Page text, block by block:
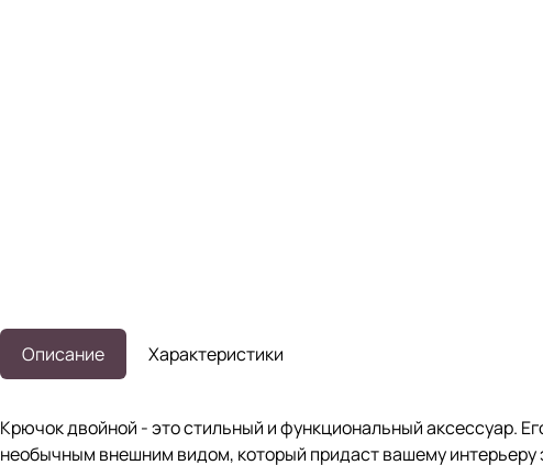
Описание Характеристики
Крючок двойной - это стильный и функциональный аксессуар.
необычным внешним видом, который придаст вашему